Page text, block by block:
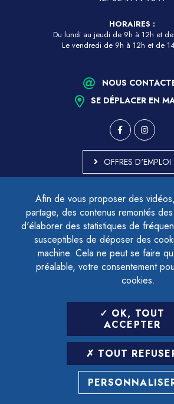
Afin de vous proposer des
partage, des contenus remontés
d'élaborer des statistiques de
susceptibles de déposer des
machine. Cela ne peut se faire
préalable, votre consentement
cookies.
OK, TOUT
ACCEPTER
TOUT
HORAIRES :
Du lundi au jeudi de 9h à 12h et
Le vendredi de 9h à 12h et de
NOUS
SE DÉPLACER EN
OFFRES D'EMPLOI
ACCESSIBILITÉ -
PLAN DU SITE
MENTIONS LÉGALES
CONTACTER LE DÉLÉGUÉ À LA
GESTION DES
LETTRE
SAISIR VOTRE ADRESSE E-
POUR VOUS INSCRIRE :
ARCHIVES